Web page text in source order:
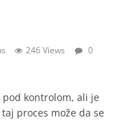
246 Views
0
kontrolom, ali je
proces može da se